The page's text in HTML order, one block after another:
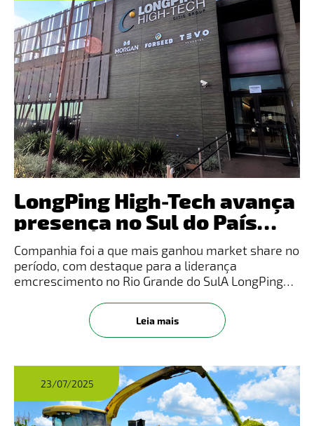
LongPing High-Tech avança
presença no Sul do País
durante safra de verão
24/25, aponta Kynetec
Companhia foi a que mais ganhou market share no
período, com destaque para a liderança
emcrescimento no Rio Grande do SulA LongPing
foi a empresa que mais cresceu em participação
de mercado na safra de milh
Leia mais
23/07/2025